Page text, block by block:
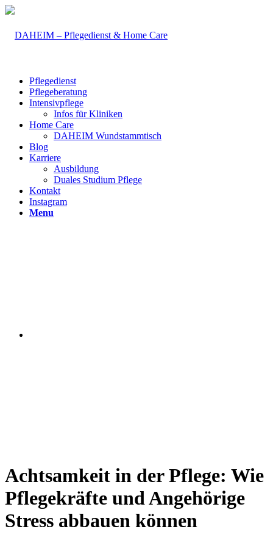
Pflegedienst
Pflegeberatung
Intensivpflege
Infos für Kliniken
Home Care
DAHEIM Wundstammtisch
Blog
Karriere
Ausbildung
Duales Studium Pflege
Kontakt
Instagram
Menu
Achtsamkeit in der Pflege: Wie
Pflegekräfte und Angehörige
Stress abbauen können